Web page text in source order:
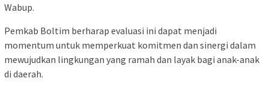
Wabup.
Pemkab Boltim berharap evaluasi ini dapat menjadi
momentum untuk memperkuat komitmen dan sinergi dalam
mewujudkan lingkungan yang ramah dan layak bagi anak-anak
di daerah.